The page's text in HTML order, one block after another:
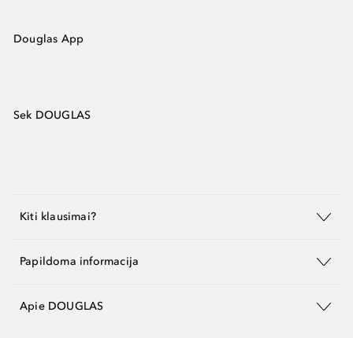
Douglas App
Sek DOUGLAS
Kiti klausimai?
Papildoma informacija
Apie DOUGLAS